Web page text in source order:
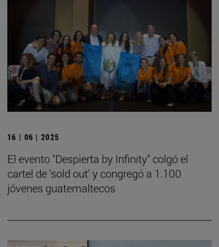
16 | 06 | 2025
El evento "Despierta by Infinity" colgó el
cartel de ‘sold out’ y congregó a 1.100
jóvenes guatemaltecos